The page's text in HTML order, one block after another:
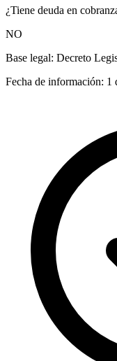
¿Tiene deuda en
NO
Base legal: Decreto
Fecha de información: 1